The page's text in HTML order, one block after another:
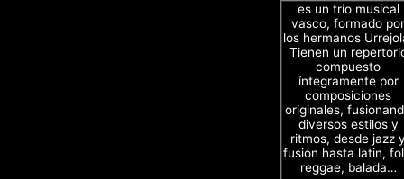
es un trío musical
vasco, formado por
los hermanos
Tienen un
compuesto
íntegramente por
composiciones
originales,
diversos estilos y
ritmos, desde jazz
fusión hasta latin,
reggae, balada…